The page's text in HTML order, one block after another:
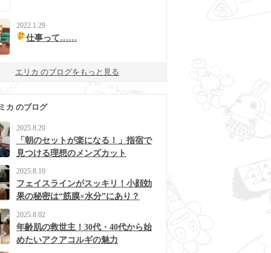
2022.1.29
仕事って……
エリカ のブログをもっと見る
カ のブログ
2025.8.20
「朝のセットが楽になる！」指宿で
見つける理想のメンズカット
2025.8.10
フェイスラインがスッキリ！小顔効
果の秘密は“筋膜×水分”にあり？
2025.8.02
年齢肌の救世主！30代・40代から始
めたいアクアコルギの魅力